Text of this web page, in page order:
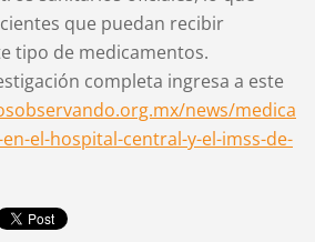
que puedan recibir
tipo de medicamentos.
completa ingresa a este
news/medica
el-hospital-central-y-el-imss-de-